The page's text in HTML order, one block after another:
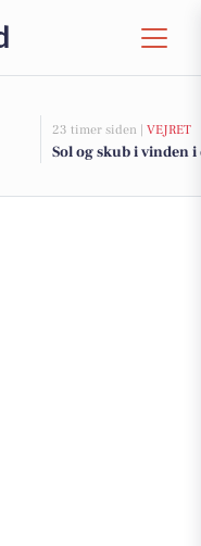
23 timer siden | VEJRET
Sol og skub i vinden i